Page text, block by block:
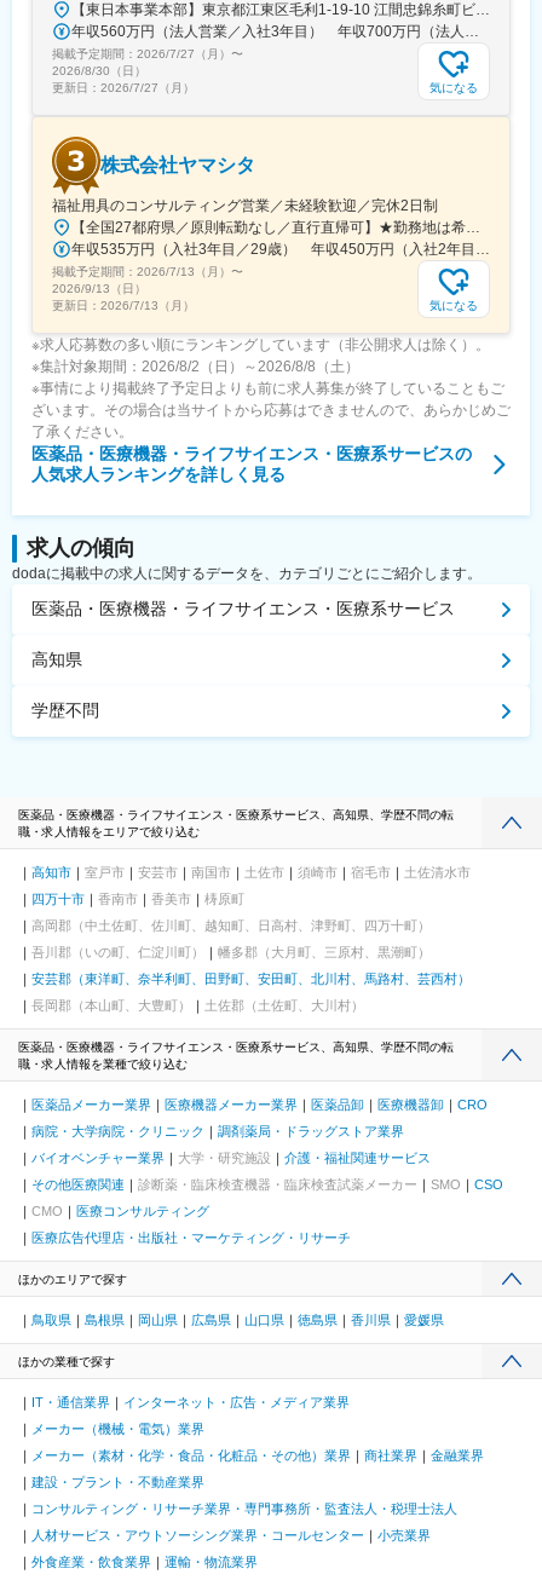
【東日本事業本部】東京都江東区毛利1-19-10 江間忠錦糸町ビル※訪問先からの直行直帰が可能です！＜アクセス＞・JR総武線（快速・各駅停車）／東京メトロ半蔵門線 錦糸町駅より徒歩5分・東京メトロ半蔵門線／都営新宿線 住吉駅より徒歩5分※受動喫煙対策:屋内全面禁煙
年収560万円（法人営業／入社3年目） 年収700万円（法人営業・チームリーダー／入社5年目）
掲載予定期間： 2026/7/27（月） 〜
2026/8/30（日）
更新日： 2026/7/27（月） 気になる
株式会社ヤマシタ
福祉用具のコンサルティング営業／未経験歓迎／完休2日制
【全国27都府県／原則転勤なし／直行直帰可】★勤務地は希望を考慮★拠点により車通勤OK※充足状況により、ご希望の勤務地での募集が終了している場合があります。※転居を伴う転勤の有無は、半年ごとに希望を伺い、選択いただけます。■東北■・宮城県（仙台市）■関東■・東京都（東京23区など）・神奈川県（横浜市など）・埼玉県（さいたま市など）・千葉県（千葉市など）・茨城県（水戸市）・栃木県（宇都宮市／足利市）・群馬県（前橋市）■東海■・愛知県（名古屋市／豊田市／豊橋市／小牧市）・静岡県（静岡市／浜松市／沼津市／焼津市／富士市）・岐阜県（岐阜市）・三重県（四日市市）■信越・北陸■・長野県（長野市）・山梨県（甲府市）・石川県（金沢市）・富山県（富山市）・福井県（福井市）■関西■・大阪府・兵庫県（神戸市／尼崎市／姫路市）・京都府（京都市）・奈良県（奈良市／天理市）・滋賀県（大津市／彦根市）・和歌山県（和歌山市／田辺市）■中国■・広島県（広島市）・岡山県（岡山市）■四国■・香川県（高松市）■九州■・福岡県（福岡市）
年収535万円（入社3年目／29歳） 年収450万円（入社2年目／26歳）
掲載予定期間： 2026/7/13（月） 〜
2026/9/13（日）
更新日： 2026/7/13（月） 気になる
※求人応募数の多い順にランキングしています（非公開求人は除く）。
※集計対象期間：2026/8/2（日）～2026/8/8（土）
※事情により掲載終了予定日よりも前に求人募集が終了していることもご
ざいます。その場合は当サイトから応募はできませんので、あらかじめご
了承ください。
医薬品・医療機器・ライフサイエンス・医療系サービスの
人気求人ランキングを詳しく見る
求人の傾向
dodaに掲載中の求人に関するデータを、カテゴリごとにご紹介します。
医薬品・医療機器・ライフサイエンス・医療系サービス
高知県
学歴不問
医薬品・医療機器・ライフサイエンス・医療系サービス、高知県、学歴不問の転
職・求人情報をエリアで絞り込む
高知市 室戸市 安芸市 南国市 土佐市 須崎市 宿毛市
土佐清水市
四万十市
香南市 香美市
梼原町
高岡郡（中土佐町、佐川町、越知町、日高村、津野町、四万十町）
吾川郡（いの町、仁淀川町）
幡多郡（大月町、三原村、黒潮町）
安芸郡（東洋町、奈半利町、田野町、安田町、北川村、馬路村、芸西村）
長岡郡（本山町、大豊町）
土佐郡（土佐町、大川村）
医薬品・医療機器・ライフサイエンス・医療系サービス、高知県、学歴不問の転
職・求人情報を業種で絞り込む
医薬品メーカー業界 医療機器メーカー業界 医薬品卸 医療機器卸
CRO
病院・大学病院・クリニック
調剤薬局・ドラッグストア業界
バイオベンチャー業界
大学・研究施設
介護・福祉関連サービス
その他医療関連
診断薬・臨床検査機器・臨床検査試薬メーカー SMO
CSO
CMO
医療コンサルティング
医療広告代理店・出版社・マーケティング・リサーチ
ほかのエリアで探す
鳥取県 島根県 岡山県 広島県 山口県 徳島県 香川県 愛媛県
ほかの業種で探す
IT・通信業界
インターネット・広告・メディア業界
メーカー（機械・電気）業界
メーカー（素材・化学・食品・化粧品・その他）業界
商社業界
金融業界
建設・プラント・不動産業界
コンサルティング・リサーチ業界・専門事務所・監査法人・税理士法人
人材サービス・アウトソーシング業界・コールセンター
小売業界
外食産業・飲食業界
運輸・物流業界